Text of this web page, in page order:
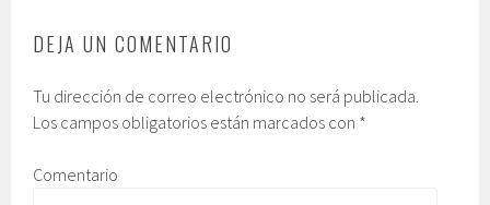
DEJA UN COMENTARIO
Tu dirección de correo electrónico no será publicada.
Los campos obligatorios están marcados con *
Comentario